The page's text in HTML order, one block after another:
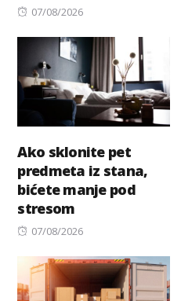
Posted
07/08/2026
Ako sklonite pet
predmeta iz stana,
bićete manje pod
stresom
Posted
07/08/2026